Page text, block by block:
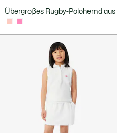
Übergroßes Rugby-Polohemd